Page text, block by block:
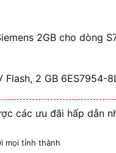
2GB cho dòng
Flash, 2 GB 6ES7954-
các ưu đãi hấp dẫn
mọi tỉnh thành